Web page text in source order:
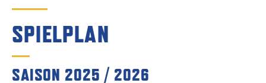
KADER
SPIELPLAN
SAISON 2025 / 2026